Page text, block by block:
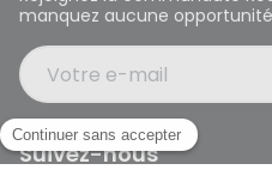
manquez aucune opportunité
Votre e-mail
Suivez-nous